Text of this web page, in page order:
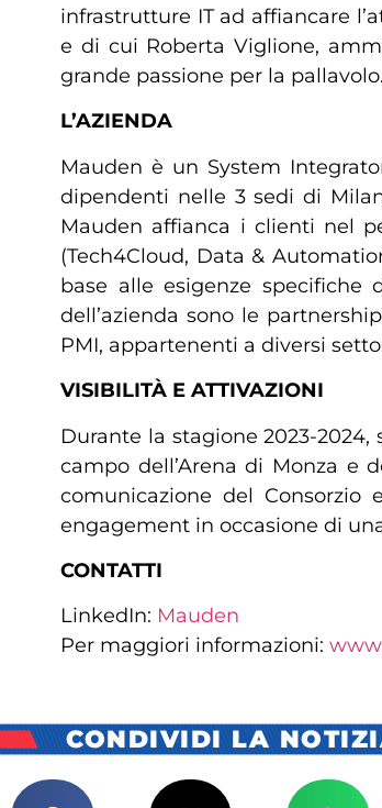
infrastrutture IT ad affiancare
e di cui Roberta Viglione,
grande passione per la pallavolo.
L’AZIENDA
Mauden è un System
dipendenti nelle 3 sedi di
Mauden affianca i clienti nel
(Tech4Cloud, Data &
base alle esigenze specifiche
dell’azienda sono le
PMI, appartenenti a diversi
VISIBILITÀ E ATTIVAZIONI
Durante la stagione 2023-
campo dell’Arena di Monza e
comunicazione del
engagement in occasione di
CONTATTI
LinkedIn: Mauden
Per maggiori informazioni:
CONDIVIDI LA